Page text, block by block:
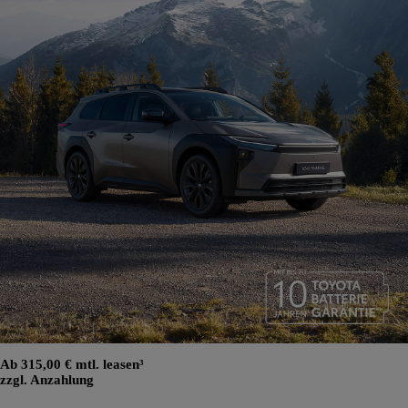
Ab 315,00 € mtl. leasen³
zzgl. Anzahlung